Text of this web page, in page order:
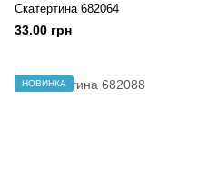
Скатертина 682064
33.00 грн
НОВИНКА